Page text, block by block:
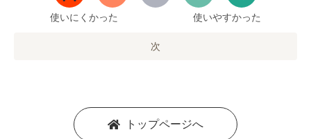
使いにくかった 使いやすかった
次
トップページへ